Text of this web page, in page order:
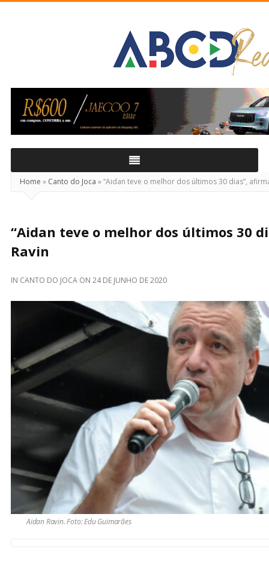
Real
Home » Canto do Joca »“Aidan teve o melhor dos últimos 30 dias”,
“Aidan teve o melhor dos últimos 30
Ravin
IN CANTO DO JOCA ON 24 DE JUNHO DE 2020
Aidan Ravin. Foto: Edu Guimarães